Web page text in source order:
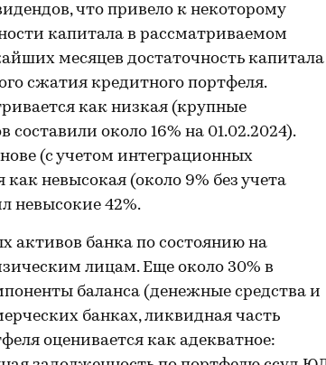
что привело к некоторому
капитала в рассматриваемом
месяцев достаточность капитала
сжатия кредитного портфеля.
как низкая (крупные
около 16% на 01.02.2024).
(с учетом интеграционных
невысокая (около 9% без учета
невысокие 42%.
активов банка по состоянию на
лицам. Еще около 30% в
баланса (денежные средства и
банках, ликвидная часть
оценивается как адекватное: